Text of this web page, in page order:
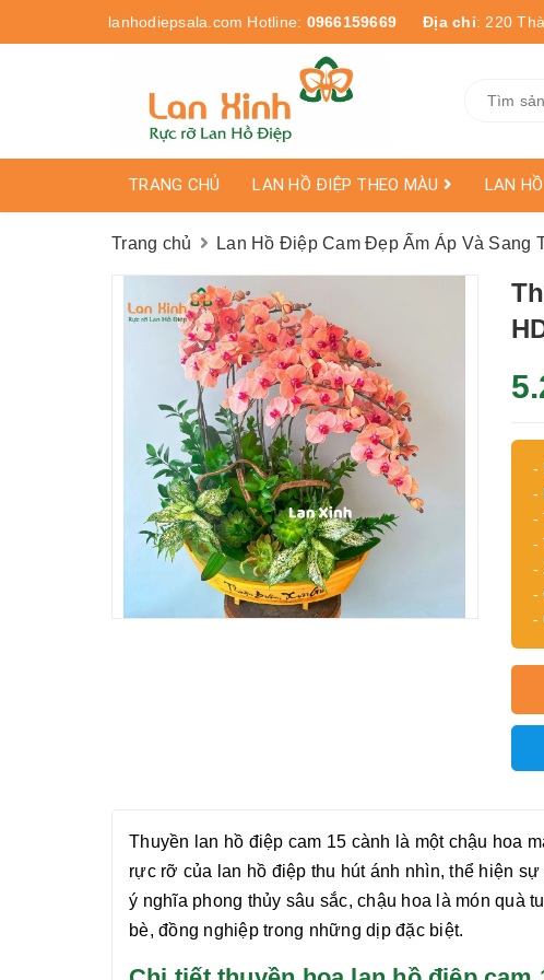
lanhodiepsala.com Hotline: 0966159669 Địa chỉ: 220
TRANG CHỦ LAN HỒ ĐIỆP THEO MÀU LAN
Trang chủ Lan Hồ Điệp Cam Đẹp Ấm Áp Và Sang
-
-
-
-
-
-
-
Thuyền lan hồ điệp cam 15 cành là một chậu hoa
rực rỡ của lan hồ điệp thu hút ánh nhìn, thể hiện
ý nghĩa phong thủy sâu sắc, chậu hoa là món quà
bè, đồng nghiệp trong những dịp đặc biệt.